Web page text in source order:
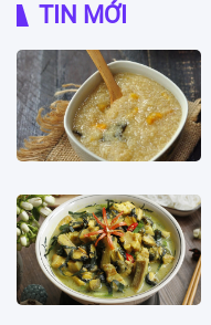
TIN MỚI